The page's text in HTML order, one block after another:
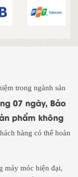
trong ngành sản
07 ngày, Bảo
phẩm không
hàng có thể hoàn
máy móc hiện đại,